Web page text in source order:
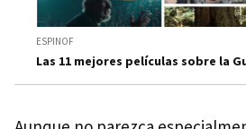
ESPINOF
Las 11 mejores películas sobre la